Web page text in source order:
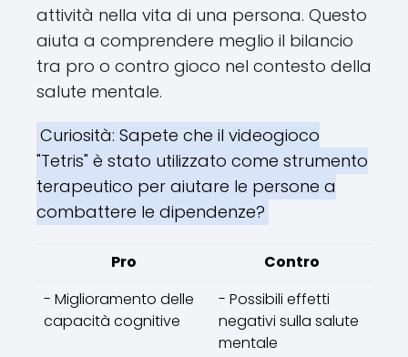
attività nella vita di una persona. Questo
aiuta a comprendere meglio il bilancio
tra pro o contro gioco nel contesto della
salute mentale.
Curiosità: Sapete che il videogioco
"Tetris" è stato utilizzato come strumento
terapeutico per aiutare le persone a
combattere le dipendenze?
Pro
Contro
- Miglioramento delle
capacità cognitive
- Possibili effetti
negativi sulla salute
mentale